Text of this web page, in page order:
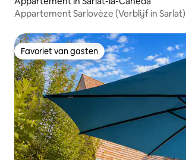
Appartement Sarlovèze (Verblijf in Sarlat)
Favoriet van gasten
Favoriet van gasten